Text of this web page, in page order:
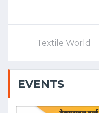
Textile World
EVENTS